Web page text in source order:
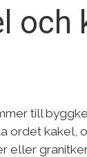
och
till
ordet kakel,
eller